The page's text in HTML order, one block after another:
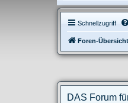
Schnellzugriff
Foren-Übersicht
DAS Forum